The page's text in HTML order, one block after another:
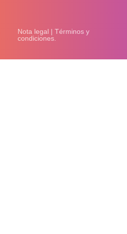
Nota legal | Términos y
condiciones.